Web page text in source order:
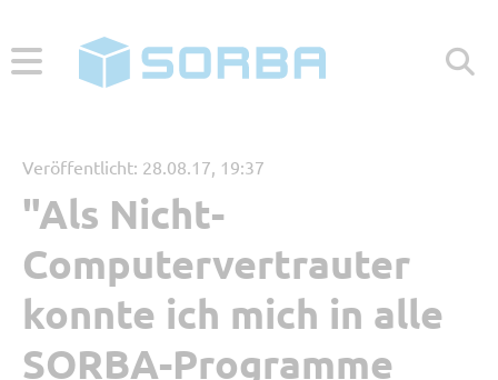
ABONNIERENZUR WEBSEITE
Menü
Aktuelle Beiträge
Beliebt
Veröffentlicht: 28.08.17, 19:37
"Als Nicht-
Computervertrauter
konnte ich mich in alle
SORBA-Programme